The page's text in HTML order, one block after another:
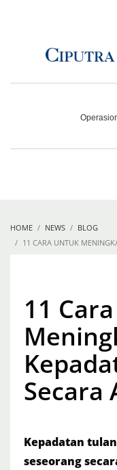
HOME NEWS
BLOG
11 CARA UNTUK
11
Secara
Kepadatan
seseorang